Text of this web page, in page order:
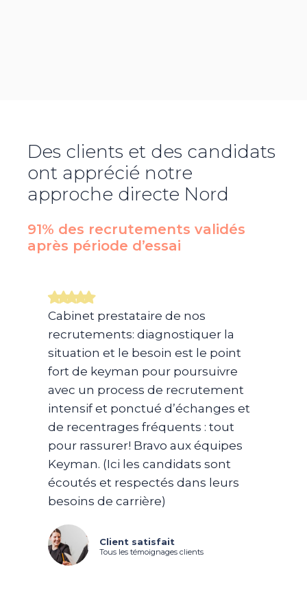
Des clients et des candidats
ont apprécié notre
approche directe Nord
91% des recrutements validés
après période d’essai​
Cabinet prestataire de nos
recrutements: diagnostiquer la
situation et le besoin est le point
fort de keyman pour poursuivre
avec un process de recrutement
intensif et ponctué d’échanges et
de recentrages fréquents : tout
pour rassurer! Bravo aux équipes
Keyman. (Ici les candidats sont
écoutés et respectés dans leurs
besoins de carrière)
Client satisfait
Tous les témoignages clients